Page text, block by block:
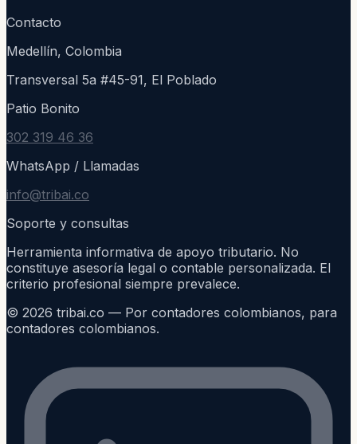
Contacto
Medellín, Colombia
Transversal 5a #45-91, El Poblado
Patio Bonito
302 319 46 36
WhatsApp / Llamadas
info@tribai.co
Soporte y consultas
Herramienta informativa de apoyo tributario. No
constituye asesoría legal o contable personalizada. El
criterio profesional siempre prevalece.
© 2026 tribai.co — Por contadores colombianos, para
contadores colombianos.